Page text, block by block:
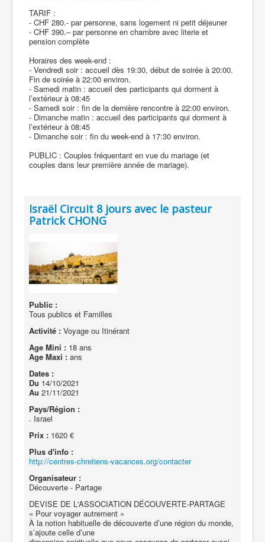
TARIF :
- CHF 280.- par personne, sans logement ni petit déjeuner
- CHF 390.– par personne en chambre avec literie et
pension complète
Horaires des week-end :
- Vendredi soir : accueil dès 19:30, début de soirée à 20:00.
Fin de soirée à 22:00 environ.
- Samedi matin : accueil des participants qui dorment à
l’extérieur à 08:45
- Samedi soir : fin de la dernière rencontre à 22:00 environ.
- Dimanche matin : accueil des participants qui dorment à
l’extérieur à 08:45
- Dimanche soir : fin du week-end à 17:30 environ.
PUBLIC : Couples fréquentant en vue du mariage (et
couples dans leur première année de mariage).
Israël Circuit 8 jours avec le pasteur
Patrick CHONG
Public :
Tous publics et Familles
Activité : Voyage ou Itinérant
Age Mini : 18 ans
Age Maxi : ans
Dates :
Du 14/10/2021
Au 21/11/2021
Pays/Région :
. Israel
Prix : 1620 €
Plus d'info :
http://centres-chretiens-vacances.org/contacter
Organisateur :
Découverte - Partage
DEVISE DE L'ASSOCIATION DÉCOUVERTE-PARTAGE
« Pour voyager autrement »
À la notion habituelle de découverte d’une région du monde,
s’ajoute celle d’une